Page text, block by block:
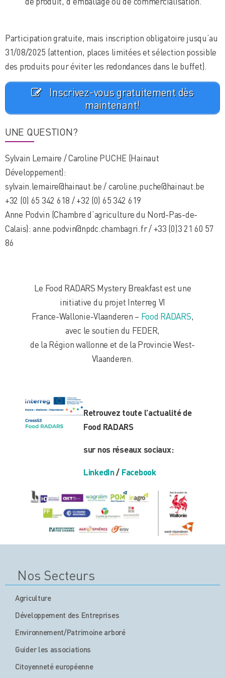
Participation gratuite, mais inscription obligatoire jusqu’au
31/08/2025 (attention, places limitées et sélection possible
des produits pour éviter les redondances dans le buffet).
Inscrivez-vous gratuitement dès
maintenant!
UNE QUESTION?
Sylvain Lemaire / Caroline PUCHE (Hainaut
Développement):
sylvain.lemaire@hainaut.be / caroline.puche@hainaut.be
+32 (0) 65 342 618 / +32 (0) 65 342 619
Anne Podvin (Chambre d’agriculture du Nord-Pas-de-
Calais): anne.podvin@npdc.chambagri.fr / +33 (0)3 21 60 57
86
Le Food RADARS Mystery Breakfast est une
initiative du projet Interreg VI
France-Wallonie-Vlaanderen – Food RADARS,
avec le soutien du FEDER,
de la Région wallonne et de la Provincie West-
Vlaanderen.
Retrouvez toute l’actualité de
Food RADARS
sur nos réseaux sociaux:
LinkedIn/ Facebook
Nos Secteurs
Agriculture
Développement des Entreprises
Environnement/Patrimoine arboré
Guider les associations
Citoyenneté européenne